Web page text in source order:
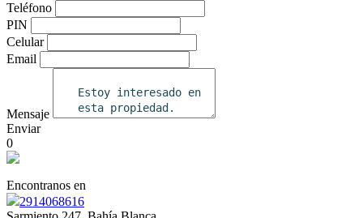
Teléfono
PIN
Celular
Email
Mensaje
Enviar
0
Encontranos en
2914068616